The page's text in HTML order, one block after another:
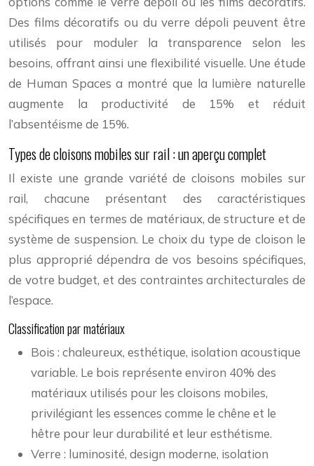
Des films décoratifs ou du verre dépoli peuvent être
utilisés pour moduler la transparence selon les
besoins, offrant ainsi une flexibilité visuelle. Une étude
de Human Spaces a montré que la lumière naturelle
augmente la productivité de 15% et réduit
l’absentéisme de 15%.
Types de cloisons mobiles sur rail : un aperçu complet
Il existe une grande variété de cloisons mobiles sur
rail, chacune présentant des caractéristiques
spécifiques en termes de matériaux, de structure et de
système de suspension. Le choix du type de cloison le
plus approprié dépendra de vos besoins spécifiques,
de votre budget, et des contraintes architecturales de
l’espace.
Classification par matériaux
Bois : chaleureux, esthétique, isolation acoustique
variable. Le bois représente environ 40% des
matériaux utilisés pour les cloisons mobiles,
privilégiant les essences comme le chêne et le
hêtre pour leur durabilité et leur esthétisme.
Verre : luminosité, design moderne, isolation